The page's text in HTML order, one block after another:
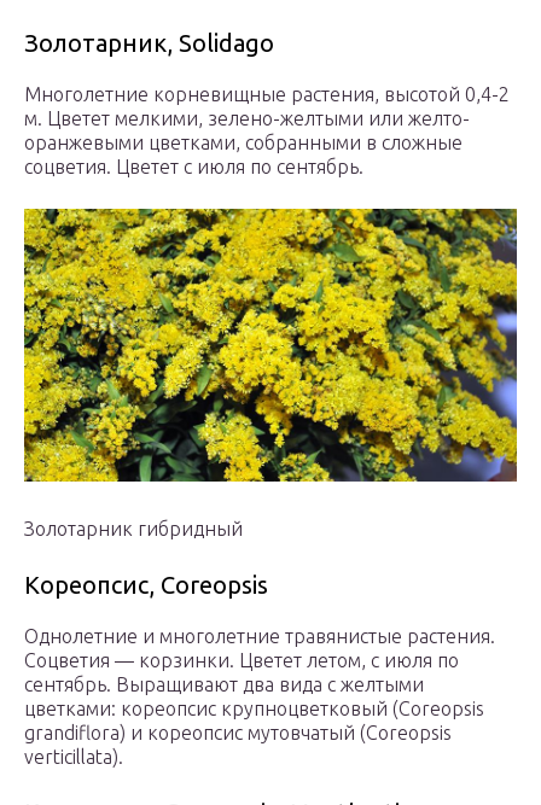
Золотарник, Solidago
Многолетние корневищные растения, высотой 0,4-2
м. Цветет мелкими, зелено-желтыми или желто-
оранжевыми цветками, собранными в сложные
соцветия. Цветет с июля по сентябрь.
Золотарник гибридный
Кореопсис, Coreopsis
Однолетние и многолетние травянистые растения.
Соцветия — корзинки. Цветет летом, с июля по
сентябрь. Выращивают два вида с желтыми
цветками: кореопсис крупноцветковый (Coreopsis
grandiflora) и кореопсис мутовчатый (Coreopsis
verticillata).